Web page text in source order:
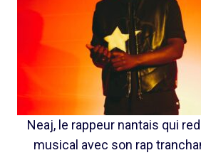
Neaj, le rappeur nantais qui
musical avec son rap